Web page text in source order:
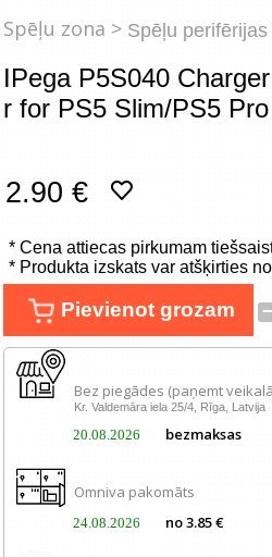
TV, Foto un elektronika
Autopreces
Spēļu zona > Spēļu
IPega P5S040
r for PS5 Slim/PS5
2.90 €
* Cena attiecas pirkumam
* Produkta izskats var atšķirties
Pievienot grozam
Bez piegādes (paņemt
Kr. Valdemāra iela 25/4, Rīga, Latvija
20.08.2026 bezmaksas
Omniva pakomāts
24.08.2026 no 3.85 €